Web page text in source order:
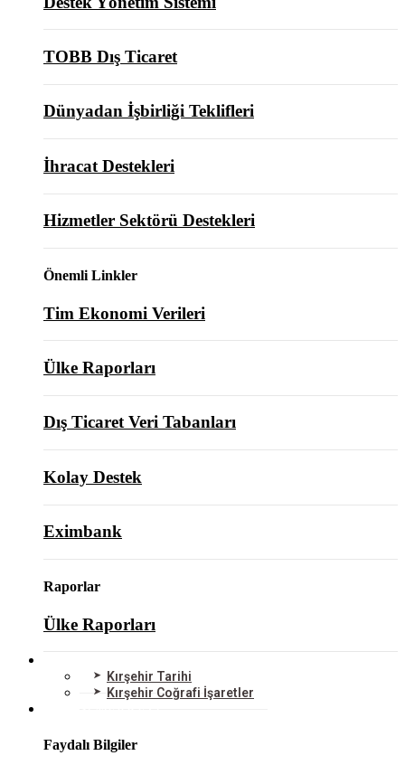
TOBB Dış Ticaret
Dünyadan İşbirliği Teklifleri
İhracat Destekleri
Hizmetler Sektörü Destekleri
Önemli Linkler
Tim Ekonomi Verileri
Ülke Raporları
Dış Ticaret Veri Tabanları
Kolay Destek
Eximbank
Raporlar
Ülke Raporları
Kırşehir Tarihi
Kırşehir Coğrafi İşaretler
Faydalı Bilgiler